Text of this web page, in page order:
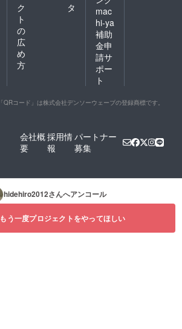
ク
ト
の
広
め
方
タ
mac
hi-ya
補助
金申
請サ
ポー
ト
「QRコード」は株式会社デンソーウェーブの登録商標です。
会社概
要
採用情
報
パートナー
募集
hidehiro2012さんへアンコール
もう一度プロジェクトをやってほしい